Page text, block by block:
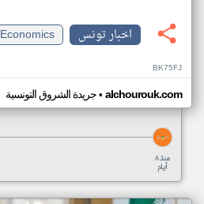
اخبار تونس
Economics
BK75FJ
جريدة الشروق التونسية• alchourouk.com
منذ ٨
أيام